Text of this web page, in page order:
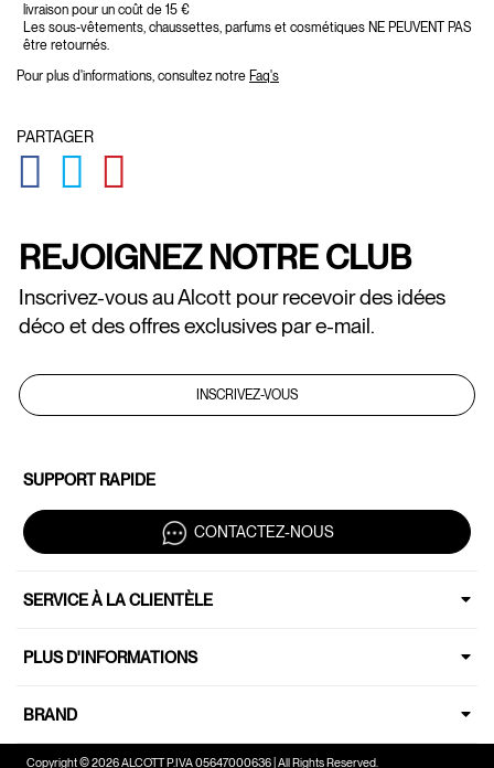
livraison pour un coût de 15 €
Les sous-vêtements, chaussettes, parfums et cosmétiques NE PEUVENT PAS
être retournés.
Pour plus d'informations, consultez notre Faq's
PARTAGER
GLOBAL.SOCIALSHARE.FACEBOOK
GLOBAL.SOCIALSHARE.TWITTER
REJOIGNEZ NOTRE CLUB
Inscrivez-vous au Alcott pour recevoir des idées
déco et des offres exclusives par e-mail.
INSCRIVEZ-VOUS
SUPPORT RAPIDE
CONTACTEZ-NOUS
SERVICE À LA CLIENTÈLE
PLUS D'INFORMATIONS
BRAND
Copyright © 2026 ALCOTT P.IVA 05647000636 | All Rights Reserved.